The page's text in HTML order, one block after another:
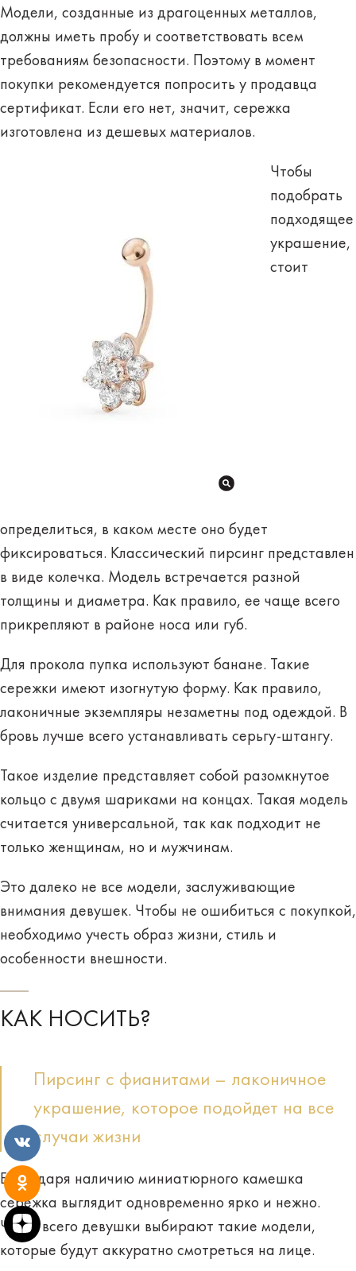
Модели, созданные из драгоценных металлов,
должны иметь пробу и соответствовать всем
требованиям безопасности. Поэтому в момент
покупки рекомендуется попросить у продавца
сертификат. Если его нет, значит, сережка
изготовлена из дешевых материалов.
Чтобы
подобрать
подходящее
украшение,
стоит
определиться, в каком месте оно будет
фиксироваться. Классический пирсинг представлен
в виде колечка. Модель встречается разной
толщины и диаметра. Как правило, ее чаще всего
прикрепляют в районе носа или губ.
Для прокола пупка используют банане. Такие
сережки имеют изогнутую форму. Как правило,
лаконичные экземпляры незаметны под одеждой. В
бровь лучше всего устанавливать серьгу-штангу.
Такое изделие представляет собой разомкнутое
кольцо с двумя шариками на концах. Такая модель
считается универсальной, так как подходит не
только женщинам, но и мужчинам.
Это далеко не все модели, заслуживающие
внимания девушек. Чтобы не ошибиться с покупкой,
необходимо учесть образ жизни, стиль и
особенности внешности.
КАК НОСИТЬ?
Пирсинг с фианитами – лаконичное
украшение, которое подойдет на все
случаи жизни
Благодаря наличию миниатюрного камешка
сережка выглядит одновременно ярко и нежно.
Чаще всего девушки выбирают такие модели,
которые будут аккуратно смотреться на лице.